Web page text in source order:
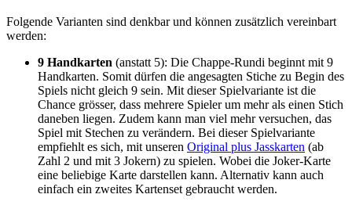
Folgende Varianten sind denkbar und können zusätzlich vereinbart
werden:
9 Handkarten (anstatt 5): Die Chappe-Rundi beginnt mit 9
Handkarten. Somit dürfen die angesagten Stiche zu Begin des
Spiels nicht gleich 9 sein. Mit dieser Spielvariante ist die
Chance grösser, dass mehrere Spieler um mehr als einen Stich
daneben liegen. Zudem kann man viel mehr versuchen, das
Spiel mit Stechen zu verändern. Bei dieser Spielvariante
empfiehlt es sich, mit unseren Original plus Jasskarten (ab
Zahl 2 und mit 3 Jokern) zu spielen. Wobei die Joker-Karte
eine beliebige Karte darstellen kann. Alternativ kann auch
einfach ein zweites Kartenset gebraucht werden.